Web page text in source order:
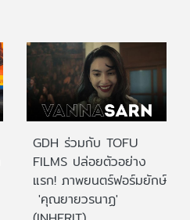
GDH ร่วมกับ TOFU
FILMS ปล่อยตัวอย่าง
แรก! ภาพยนตร์ฟอร์มยักษ์
'คุณยายวรนาฏ'